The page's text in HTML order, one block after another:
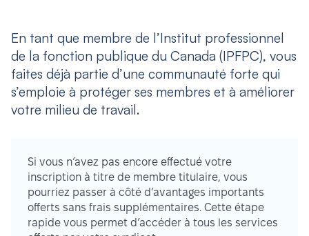
En tant que membre de l’Institut professionnel
de la fonction publique du Canada (IPFPC), vous
faites déjà partie d’une communauté forte qui
s’emploie à protéger ses membres et à améliorer
votre milieu de travail.
Si vous n’avez pas encore effectué votre
inscription à titre de membre titulaire, vous
pourriez passer à côté d’avantages importants
offerts sans frais supplémentaires. Cette étape
rapide vous permet d’accéder à tous les services